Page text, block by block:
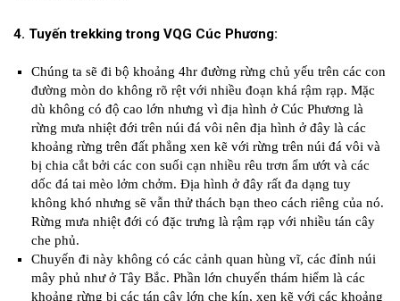
4. Tuyến trekking trong VQG Cúc Phương:
Chúng ta sẽ đi bộ khoảng 4hr đường rừng chủ yếu trên các con
đường mòn do không rõ rệt với nhiều đoạn khá rậm rạp. Mặc
dù không có độ cao lớn nhưng vì địa hình ở Cúc Phương là
rừng mưa nhiệt đới trên núi đá vôi nên địa hình ở đây là các
khoảng rừng trên đất phẳng xen kẽ với rừng trên núi đá vôi và
bị chia cắt bởi các con suối cạn nhiều rêu trơn ẩm ướt và các
dốc đá tai mèo lởm chởm. Địa hình ở đây rất đa dạng tuy
không khó nhưng sẽ vẫn thử thách bạn theo cách riêng của nó.
Rừng mưa nhiệt đới có đặc trưng là rậm rạp với nhiều tán cây
che phủ.
Chuyến đi này không có các cảnh quan hùng vĩ, các đỉnh núi
mây phủ như ở Tây Bắc. Phần lớn chuyến thám hiểm là các
khoảng rừng bị các tán cây lớn che kín, xen kẽ với các khoảng